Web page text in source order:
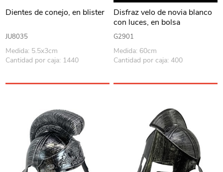
Dientes de conejo, en blister
JU8035
Medida: 5.5x3cm
Cantidad por caja: 1440
Disfraz velo de novia blanco
con luces, en bolsa
G2901
Medida: 60cm
Cantidad por caja: 400